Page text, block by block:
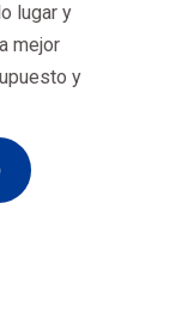
lugar y
mejor
y